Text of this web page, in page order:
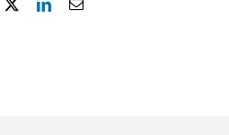
LinkedInEmail